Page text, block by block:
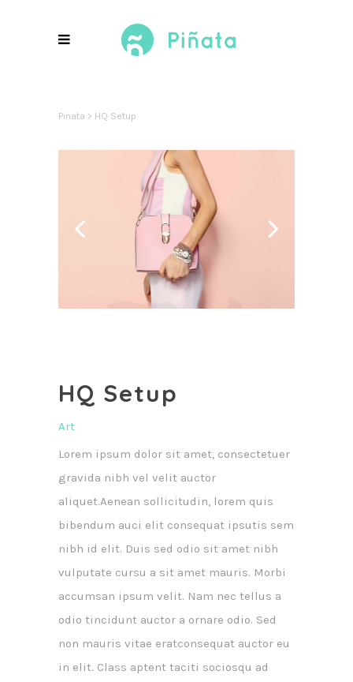
Pinata > HQ Setup
HQ Setup
Art
Lorem ipsum dolor sit amet, consectetuer
gravida nibh vel velit auctor
aliquet.Aenean sollicitudin, lorem quis
bibendum auci elit consequat ipsutis sem
nibh id elit. Duis sed odio sit amet nibh
vulputate cursu a sit amet mauris. Morbi
accumsan ipsum velit. Nam nec tellus a
odio tincidunt auctor a ornare odio. Sed
non mauris vitae eratconsequat auctor eu
in elit. Class aptent taciti sociosqu ad